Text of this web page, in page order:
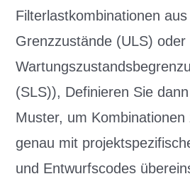
Filterlastkombinationen
Grenzzustände (ULS) oder
(SLS)), Definieren Sie
Muster, um
genau mit
und Entwurfscodes